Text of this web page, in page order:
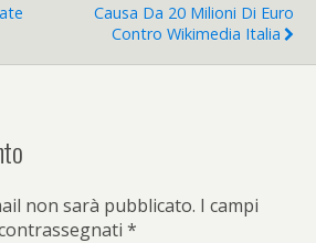
Causa Da 20 Milioni Di Euro
Contro Wikimedia Italia
non sarà pubblicato. I campi
*